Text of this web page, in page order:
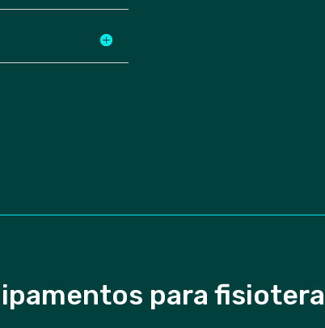
para